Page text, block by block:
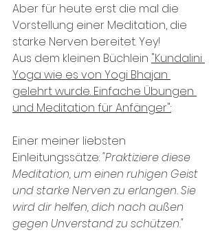
Aber für heute erst die mal die
Vorstellung einer Meditation, die
starke Nerven bereitet. Yey!
Aus dem kleinen Büchlein "Kundalini
Yoga wie es von Yogi Bhajan
gelehrt wurde. Einfache Übungen
und Meditation für Anfänger":
Einer meiner liebsten
Einleitungssätze: "Praktiziere diese
Meditation, um einen ruhigen Geist
und starke Nerven zu erlangen. Sie
wird dir helfen, dich nach außen
gegen Unverstand zu schützen."